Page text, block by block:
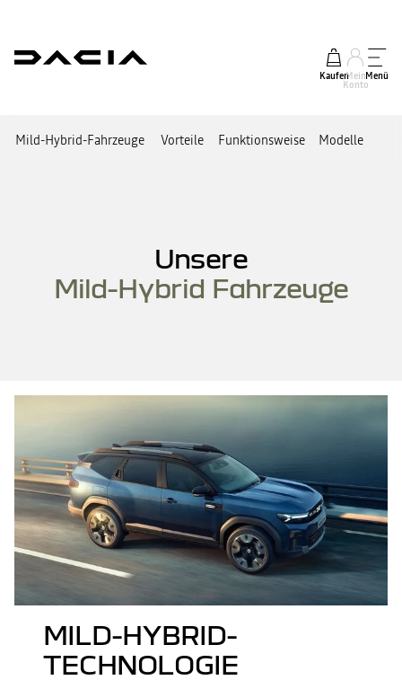
KaufenMein
Konto
Menü
Mild-Hybrid-Fahrzeuge Vorteile Funktionsweise Modelle
Unsere
Mild-Hybrid Fahrzeuge
MILD-HYBRID-
TECHNOLOGIE